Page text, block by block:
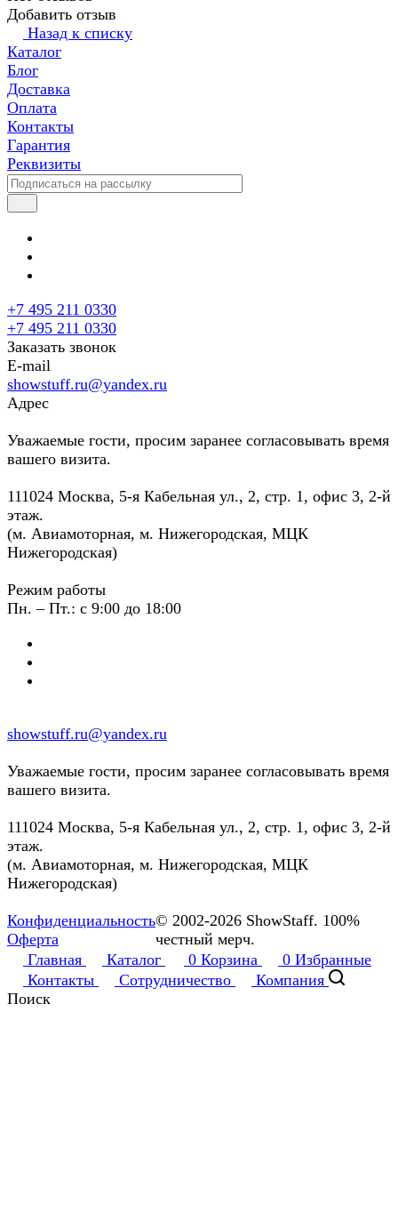
Добавить отзыв
Назад к списку
Каталог
Блог
Доставка
Оплата
Контакты
Гарантия
Реквизиты
+7 495 211 0330
+7 495 211 0330
Заказать звонок
E-mail
showstuff.ru@yandex.ru
Адрес
Уважаемые гости, просим заранее согласовывать время
вашего визита.
111024 Москва, 5-я Кабельная ул., 2, стр. 1, офис 3, 2-й
этаж.
(м. Авиамоторная, м. Нижегородская, МЦК
Нижегородская)
Режим работы
Пн. – Пт.: с 9:00 до 18:00
showstuff.ru@yandex.ru
Уважаемые гости, просим заранее согласовывать время
вашего визита.
111024 Москва, 5-я Кабельная ул., 2, стр. 1, офис 3, 2-й
этаж.
(м. Авиамоторная, м. Нижегородская, МЦК
Нижегородская)
Конфиденциальность
Оферта
© 2002-2026 ShowStaff. 100%
честный мерч.
Главная
Каталог 0 Корзина 0 Избранные
Контакты
Сотрудничество
Компания
Поиск